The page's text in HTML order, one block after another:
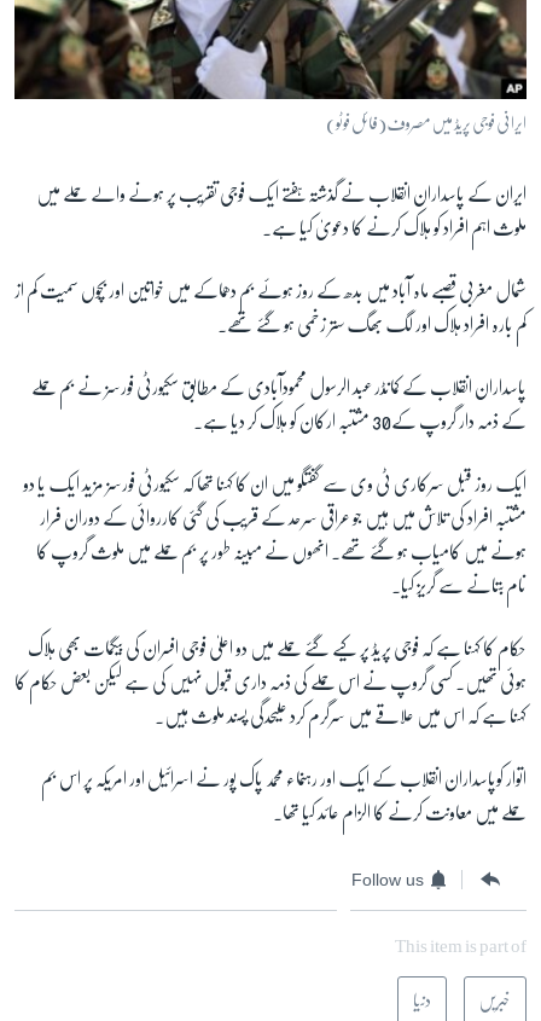
آرٹ
آزادیٔ صحافت
سائنس و ٹیکنالوجی
دلچسپ و عجیب
ویڈیوز
آڈیو
اسپیشل کوریج
Learning English
FOLLOW US
ایرانی فوجی پریڈ میں مصروف (فائل فوٹو)
ایران کے پاسداران انقلاب نے گذشتہ ہفتے ایک فوجی تقریب پر ہونے والے حملے میں
ملوث اہم افراد کو ہلاک کرنے کا دعویٰ کیا ہے۔
شمال مغربی قصبے ماہ آباد میں بدھ کے روز ہوئے بم دھماکے میں خواتین اور بچوں سمیت کم از
کم بارہ افراد ہلاک اور لگ بھگ ستر زخمی ہو گئے تھے۔
پاسداران انقلاب کے کمانڈر عبد الرسول محمودآبادی کے مطابق سکیورٹی فورسز نے بم حملے
کے ذمہ دار گروپ کے30 مشتبہ ارکان کو ہلاک کر دیا ہے۔
ایک روز قبل سرکاری ٹی وی سے گفتگو میں ان کا کہنا تھا کہ سکیورٹی فورسز مزید ایک یا دو
مشتبہ افراد کی تلاش میں ہیں جو عراقی سرحد کے قریب کی گئی کارروائی کے دوران فرار
ہونے میں کامیاب ہو گئے تھے۔ انھوں نے مبینہ طور پر بم حملے میں ملوث گروپ کا
نام بتانے سے گریز کیا۔
حکام کا کہنا ہے کہ فوجی پریڈ پر کیے گئے حملے میں دو اعلیٰ فوجی افسران کی بیگمات بھی ہلاک
ہوئی تھیں۔ کسی گروپ نے اس حملے کی ذمہ داری قبول نہیں کی ہے لیکن بعض حکام کا
کہنا ہے کہ اس میں علاقے میں سرگرم کرد علیحدگی پسند ملوث ہیں۔
اتوار کوپاسداران انقلاب کے ایک اور رہنماء محمد پاک پور نے اسرائیل اور امریکہ پر اس بم
حملے میں معاونت کرنے کا الزام عائد کیا تھا۔
Follow us
This item is part of
خبریں دنیا